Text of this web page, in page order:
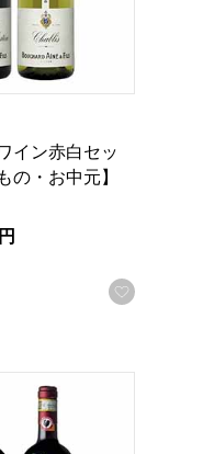
る
イン赤白セッ
の・お中元】
お気に入
ット【夏の贈りもの・お
表する老舗ワイナリー